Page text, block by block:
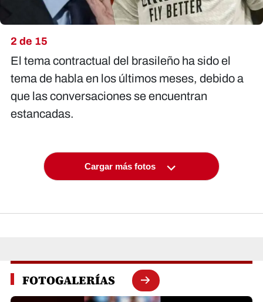
2 de 15
El tema contractual del brasileño ha sido el
tema de habla en los últimos meses, debido a
que las conversaciones se encuentran
estancadas.
Cargar más fotos
FOTOGALERÍAS